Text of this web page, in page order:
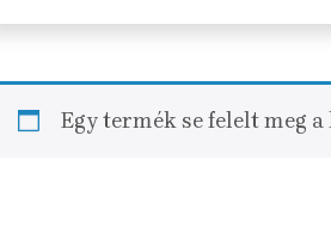
Egy termék se felelt meg a